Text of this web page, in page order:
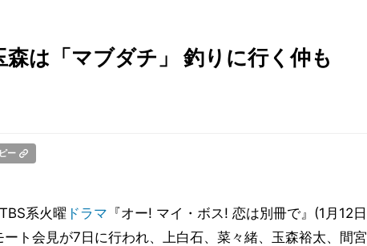
は「マブダチ」 釣りに行く仲も
ー
系火曜 ドラマ 『オー! マイ・ボス! 恋は別冊で』(1月12日
ト会見が7日に行われ、上白石、菜々緒、玉森裕太、間宮